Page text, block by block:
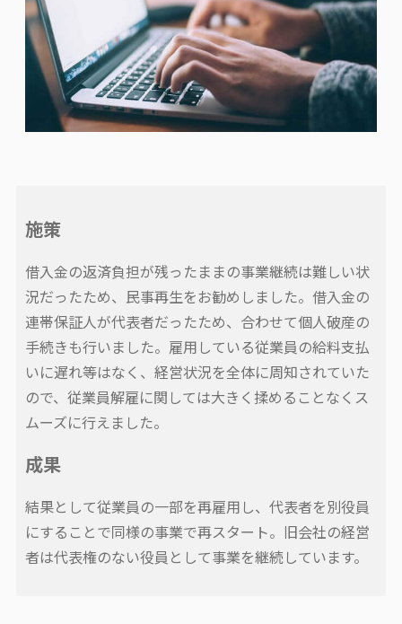
施策
借入金の返済負担が残ったままの事業継続は難しい状
況だったため、民事再生をお勧めしました。借入金の
連帯保証人が代表者だったため、合わせて個人破産の
手続きも行いました。雇用している従業員の給料支払
いに遅れ等はなく、経営状況を全体に周知されていた
ので、従業員解雇に関しては大きく揉めることなくス
ムーズに行えました。
成果
結果として従業員の一部を再雇用し、代表者を別役員
にすることで同様の事業で再スタート。旧会社の経営
者は代表権のない役員として事業を継続しています。